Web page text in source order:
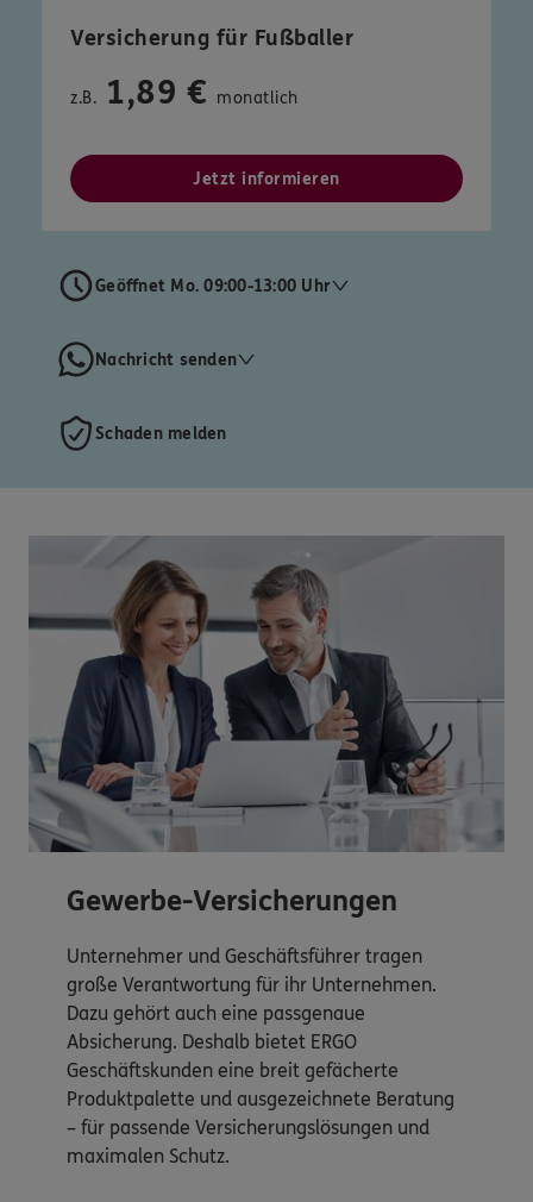
Versicherung für Fußballer
z.B. 1,89 € monatlich
Jetzt informieren
Geöffnet Mo. 09:00-13:00 Uhr
Nachricht senden
Schaden melden
Gewerbe-Versicherungen
Unternehmer und Geschäftsführer tragen
große Verantwortung für ihr Unternehmen.
Dazu gehört auch eine passgenaue
Absicherung. Deshalb bietet ERGO
Geschäftskunden eine breit gefächerte
Produktpalette und ausgezeichnete Beratung
– für passende Versicherungslösungen und
maximalen Schutz.